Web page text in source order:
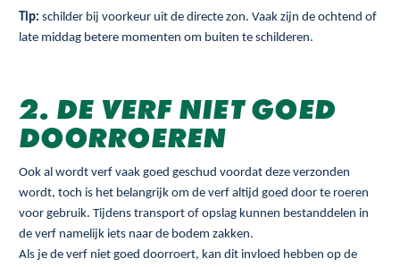
Tip: schilder bij voorkeur uit de directe zon. Vaak zijn de ochtend of
late middag betere momenten om buiten te schilderen.
2. DE VERF NIET GOED
DOORROEREN
Ook al wordt verf vaak goed geschud voordat deze verzonden
wordt, toch is het belangrijk om de verf altijd goed door te roeren
voor gebruik. Tijdens transport of opslag kunnen bestanddelen in
de verf namelijk iets naar de bodem zakken.
Als je de verf niet goed doorroert, kan dit invloed hebben op de